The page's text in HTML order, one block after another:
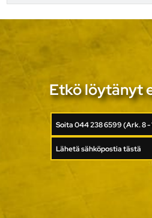
Etkö löytänyt
Soita 044 238 6599 (Ark. 8 -
Lähetä sähköpostia tästä